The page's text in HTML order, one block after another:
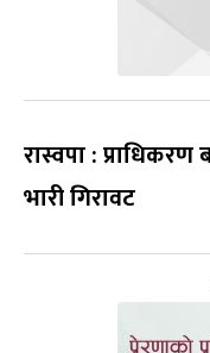
रास्वपा : प्राधिकरण
भारी गिरावट